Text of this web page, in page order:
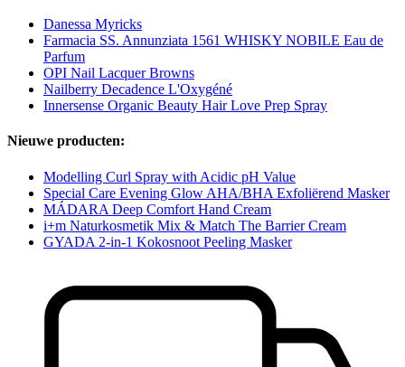
Danessa Myricks
Farmacia SS. Annunziata 1561 WHISKY NOBILE Eau de
Parfum
OPI Nail Lacquer Browns
Nailberry Decadence L'Oxygéné
Innersense Organic Beauty Hair Love Prep Spray
Nieuwe producten:
Modelling Curl Spray with Acidic pH Value
Special Care Evening Glow AHA/BHA Exfoliërend Masker
MÁDARA Deep Comfort Hand Cream
i+m Naturkosmetik Mix & Match The Barrier Cream
GYADA 2-in-1 Kokosnoot Peeling Masker